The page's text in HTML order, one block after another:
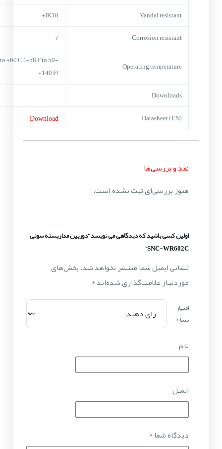
Vandal resistant
IK10+
Corrosion resistant
√
Operating temperature
C to +60 C (-58 F to
+140 F)
Downloads
Datasheet (EN)
Download
نقد و بررسی‌ها
هنوز بررسی‌ای ثبت نشده است.
اولین کسی باشید که دیدگاهی می نویسد “دوربین مداربسته سونی
SNC-WR602C”
نشانی ایمیل شما منتشر نخواهد شد.بخش‌های
موردنیاز علامت‌گذاری شده‌اند*
امتیاز
شما*
نام
ایمیل
دیدگاه شما*